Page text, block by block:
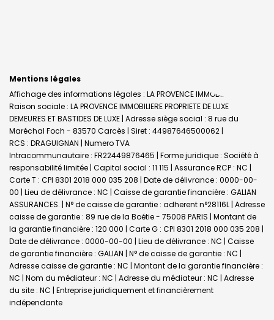
Mentions légales
Affichage des informations légales : LA PROVENCE IMMOBILIERE |
Raison sociale : LA PROVENCE IMMOBILIERE PROPRIETE DE LUXE
DEMEURES ET BASTIDES DE LUXE | Adresse siège social : 8 rue du
Maréchal Foch - 83570 Carcès | Siret : 44987646500062 |
RCS : DRAGUIGNAN | Numero TVA
Intracommunautaire : FR22449876465 | Forme juridique : Société à
responsabilité limitée | Capital social : 11 115 | Assurance RCP : NC |
Carte T : CPI 8301 2018 000 035 208 | Date de délivrance : 0000-00-
00 | Lieu de délivrance : NC | Caisse de garantie financière : GALIAN
ASSURANCES. | N° de caisse de garantie : adherent n°28116L | Adresse
caisse de garantie : 89 rue de la Boétie - 75008 PARIS | Montant de
la garantie financière : 120 000 | Carte G : CPI 8301 2018 000 035 208 |
Date de délivrance : 0000-00-00 | Lieu de délivrance : NC | Caisse
de garantie financière : GALIAN | N° de caisse de garantie : NC |
Adresse caisse de garantie : NC | Montant de la garantie financière :
NC | Nom du médiateur : NC | Adresse du médiateur : NC | Adresse
du site : NC | Entreprise juridiquement et financièrement
indépendante